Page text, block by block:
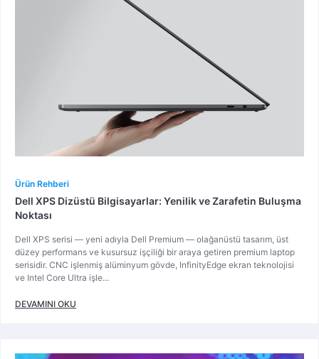
Ürün Rehberi
Dell XPS Dizüstü Bilgisayarlar: Yenilik ve Zarafetin Buluşma
Noktası
Dell XPS serisi — yeni adıyla Dell Premium — olağanüstü tasarım, üst
düzey performans ve kusursuz işçiliği bir araya getiren premium laptop
serisidir. CNC işlenmiş alüminyum gövde, InfinityEdge ekran teknolojisi
ve Intel Core Ultra işle...
DEVAMINI OKU